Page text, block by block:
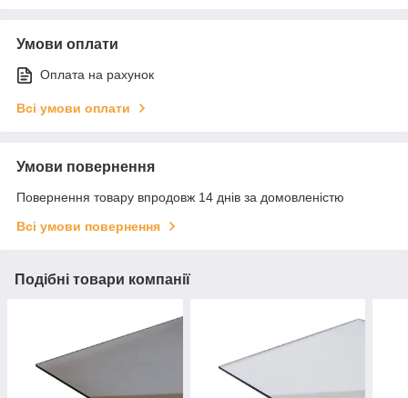
Умови оплати
Оплата на рахунок
Всі умови оплати
Умови повернення
Повернення товару впродовж 14 днів за домовленістю
Всі умови повернення
Подібні товари компанії